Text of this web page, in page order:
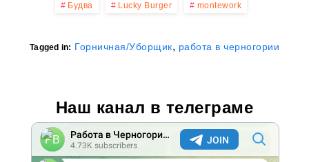
Будва Lucky Burger montework
Tagged in: Горничная/Уборщик, работа в черногории
Наш канал в телеграме